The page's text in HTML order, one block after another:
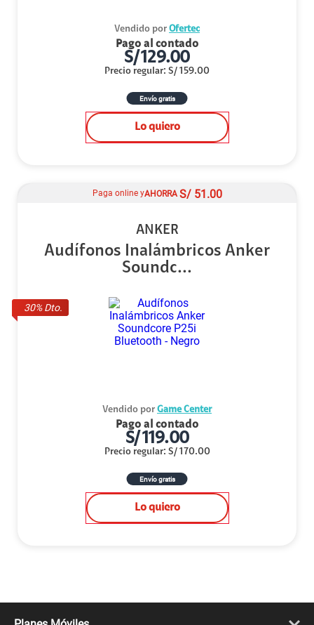
Vendido por Ofertec
Pago al contado
S/129.00
Precio regular: S/ 159.00
Envío gratis
Lo quiero
30% Dto.
Paga online yAHORRA S/ 51.00
ANKER
Audífonos Inalámbricos Anker
Soundc...
Vendido por Game Center
Pago al contado
S/119.00
Precio regular: S/ 170.00
Envío gratis
Lo quiero